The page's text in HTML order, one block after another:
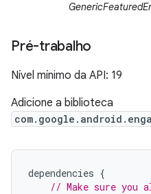
Pré-trabalho
Nível mínimo da API: 19
Adicione a biblioteca
dependencies {
// Make sure